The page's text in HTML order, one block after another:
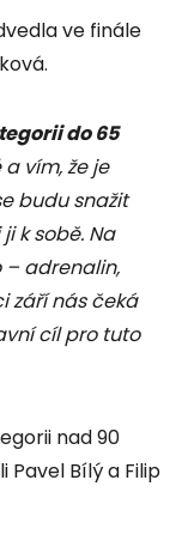
ve finále
do 65
vím, že je
budu snažit
k sobě. Na
– adrenalin,
září nás čeká
cíl pro tuto
nad 90
Bílý a Filip